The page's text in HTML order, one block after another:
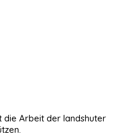
die Arbeit der landshuter